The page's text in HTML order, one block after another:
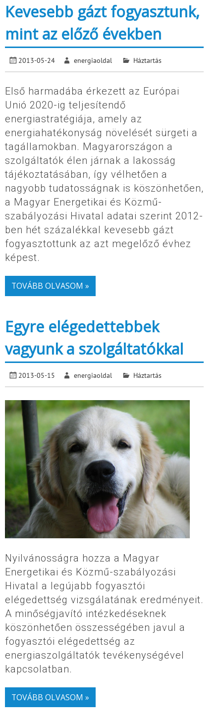
Kevesebb gázt fogyasztunk,
mint az előző években
2013-05-24 energiaoldal Háztartás
Első harmadába érkezett az Európai
Unió 2020-ig teljesítendő
energiastratégiája, amely az
energiahatékonyság növelését sürgeti a
tagállamokban. Magyarországon a
szolgáltatók élen járnak a lakosság
tájékoztatásában, így vélhetően a
nagyobb tudatosságnak is köszönhetően,
a Magyar Energetikai és Közmű-
szabályozási Hivatal adatai szerint 2012-
ben hét százalékkal kevesebb gázt
fogyasztottunk az azt megelőző évhez
képest.
TOVÁBB OLVASOM »
Egyre elégedettebbek
vagyunk a szolgáltatókkal
2013-05-15 energiaoldal Háztartás
Nyilvánosságra hozza a Magyar
Energetikai és Közmű-szabályozási
Hivatal a legújabb fogyasztói
elégedettség vizsgálatának eredményeit.
A minőségjavító intézkedéseknek
köszönhetően összességében javul a
fogyasztói elégedettség az
energiaszolgáltatók tevékenységével
kapcsolatban.
TOVÁBB OLVASOM »